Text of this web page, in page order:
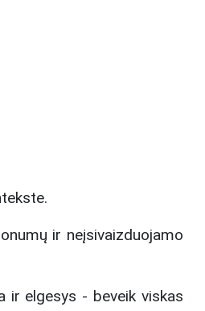
ir neįsivaizduojamo
ir elgesys - beveik viskas